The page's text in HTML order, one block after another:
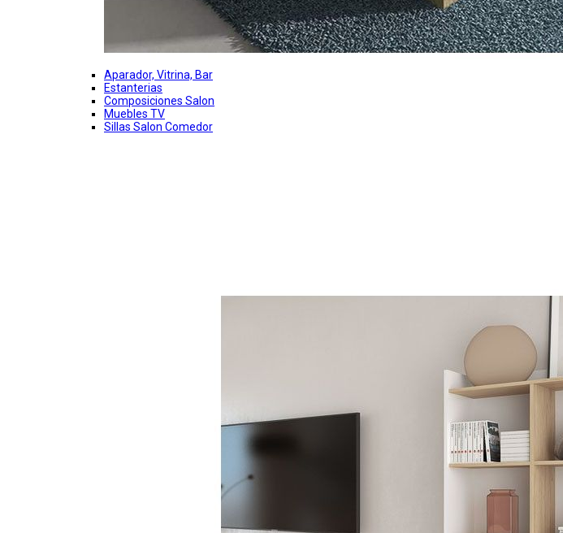
Aparador, Vitrina, Bar
Estanterias
Composiciones Salon
Muebles TV
Sillas Salon Comedor